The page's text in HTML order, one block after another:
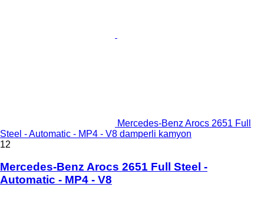
Mercedes-Benz Arocs 2651 Full
Steel - Automatic - MP4 - V8 damperli kamyon
12
Mercedes-Benz Arocs 2651 Full Steel -
Automatic - MP4 - V8